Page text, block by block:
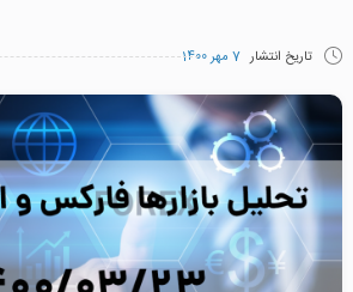
تاریخ انتشار 7 مهر 1400